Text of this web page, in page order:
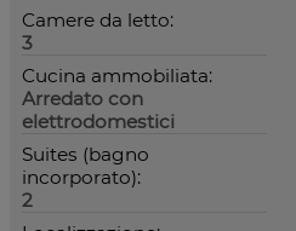
Camere da letto:
3
Cucina ammobiliata:
Arredato con
elettrodomestici
Suites (bagno
incorporato):
2